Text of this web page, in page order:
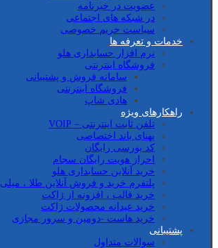
عضویت در خبرنامه
در شبکه های اجتماعی
سیاست حریم خصوصی
خدمات و تعرفه ها
نرم افزار حسابداری هلو
فروشگاه اینترنتی
سامانه فروش و پشتیبانی
فروشگاه اینترنتی
هادی شاپ
راهکارهای ویژه
تلفن ثابت اینترنتی – VOIP
پهنای باند اختصاصی
کد بورسی رایگان
احراز هویت رایگان سجام
خرید آنلاین حسابداری هلو
پلتفرم خرید و فروش آنلاین طلا ، میلی
خرید قالب ، افزونه از ژاکت
خرید عیدانه محصولات ژاکت
خرید هاست -دومین و سرور مجازی
پشتیبانی
سوالات متداول